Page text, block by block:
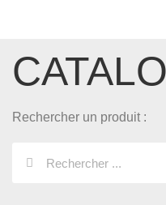
Rechercher un produit :